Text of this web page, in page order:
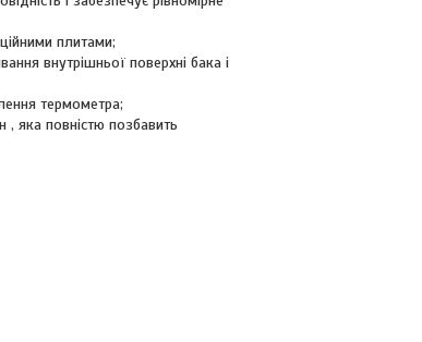
плитами;
внутрішньої поверхні бака і
термометра;
яка повністю позбавить